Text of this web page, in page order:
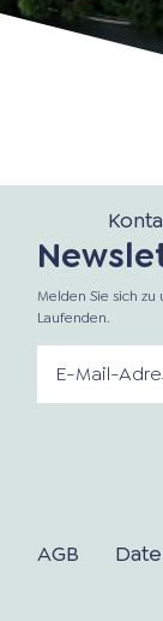
Melden Sie sich
Laufenden.
AGB